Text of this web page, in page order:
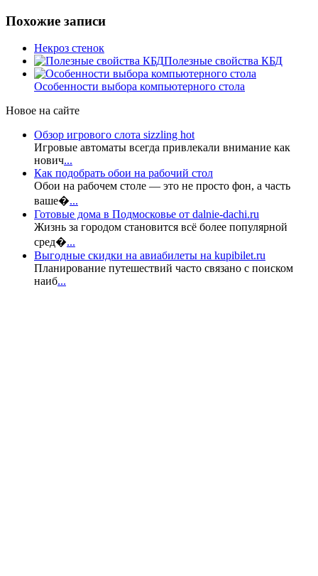
Похожие записи
Некроз стенок
Полезные свойства КБД
Особенности выбора компьютерного стола
Новое на сайте
Обзор игрового слота sizzling hot
Игровые автоматы всегда привлекали внимание как
нович...
Как подобрать обои на рабочий стол
Обои на рабочем столе — это не просто фон, а часть
ваше�...
Готовые дома в Подмосковье от dalnie-dachi.ru
Жизнь за городом становится всё более популярной
сред�...
Выгодные скидки на авиабилеты на kupibilet.ru
Планирование путешествий часто связано с поиском
наиб...